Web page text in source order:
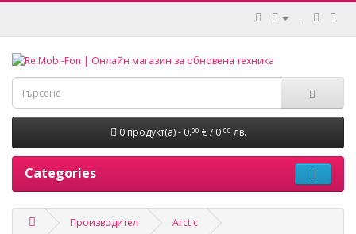
0 продукт(а) - 0.00 € / 0.00 лв.
Categories
Производител Arctic